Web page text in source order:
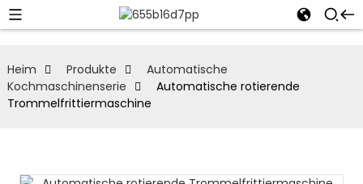
Heim Produkte
Automatische
Kochmaschinenserie
Automatische rotierende
Trommelfrittiermaschine